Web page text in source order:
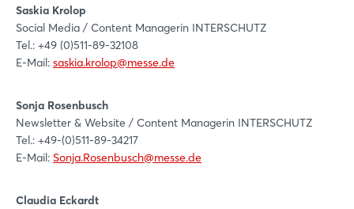
Saskia Krolop
Social Media / Content Managerin INTERSCHUTZ
Tel.: +49 (0)511-89-32108
E-Mail: saskia.krolop@messe.de
Sonja Rosenbusch
Newsletter & Website / Content Managerin INTERSCHUTZ
Tel.: +49-(0)511-89-34217
E-Mail: Sonja.Rosenbusch@messe.de
Claudia Eckardt